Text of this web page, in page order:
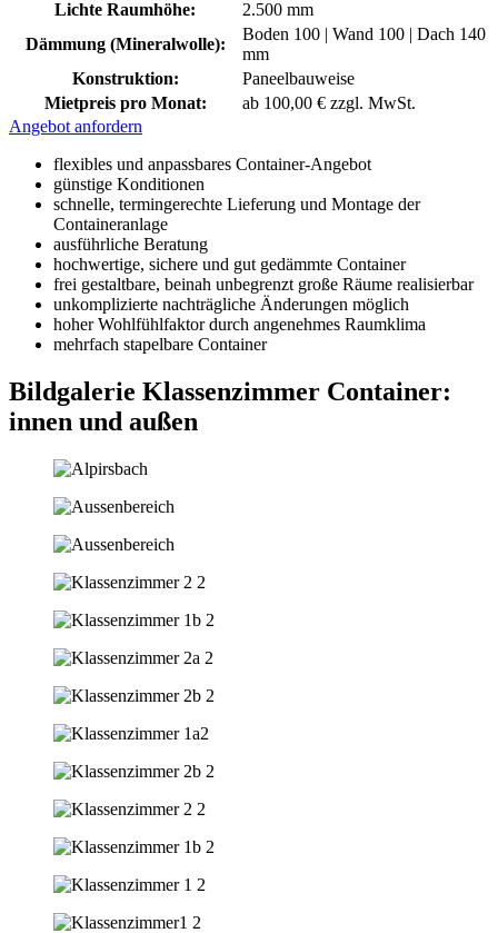
Lichte Raumhöhe:
2.500 mm
Dämmung (Mineralwolle):
Boden 100 | Wand 100 | Dach 140
mm
Konstruktion:
Paneelbauweise
Mietpreis pro Monat:
ab 100,00 € zzgl. MwSt.
Angebot anfordern
flexibles und anpassbares Container-Angebot
günstige Konditionen
schnelle, termingerechte Lieferung und Montage der
Containeranlage
ausführliche Beratung
hochwertige, sichere und gut gedämmte Container
frei gestaltbare, beinah unbegrenzt große Räume realisierbar
unkomplizierte nachträgliche Änderungen möglich
hoher Wohlfühlfaktor durch angenehmes Raumklima
mehrfach stapelbare Container
Bildgalerie Klassenzimmer Container:
innen und außen